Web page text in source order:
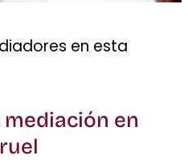
en esta
en